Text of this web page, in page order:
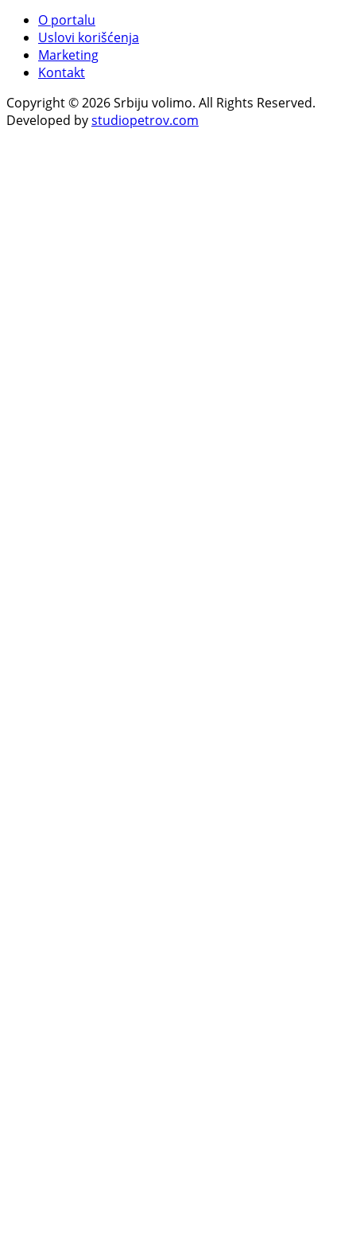
O portalu
Uslovi korišćenja
Marketing
Kontakt
Copyright © 2026 Srbiju volimo. All Rights Reserved.
Developed bystudiopetrov.com